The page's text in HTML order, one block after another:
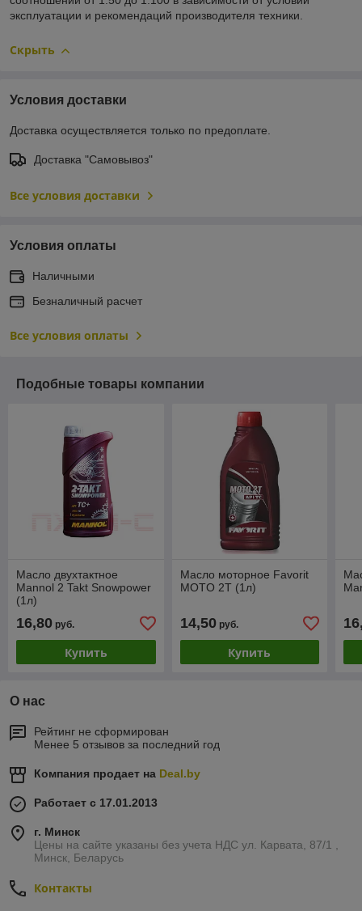
эксплуатации и рекомендаций производителя техники.
Скрыть
Условия доставки
Доставка осуществляется только по предоплате.
Доставка "Самовывоз"
Все условия доставки
Условия оплаты
Наличными
Безналичный расчет
Все условия оплаты
Подобные товары компании
Масло двухтактное
Mannol 2 Takt Snowpower
(1л)
16,80 руб.
Купить
Масло моторное Favorit
MOTO 2T (1л)
14,50руб.
Купить
О нас
Рейтинг не сформирован
Менее 5 отзывов за последний год
Компания продает на Deal.by
Работает с 17.01.2013
г. Минск
Цены на сайте указаны без учета НДС ул. Карвата, 87/1 ,
Минск, Беларусь
Контакты